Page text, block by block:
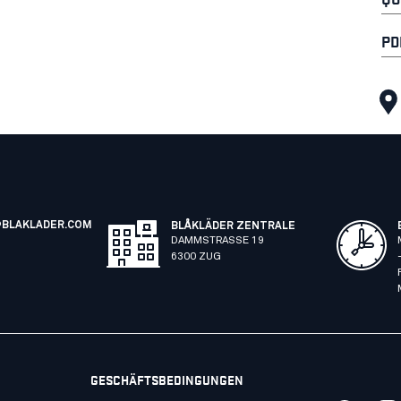
BLÅKLÄDER ZENTRALE
DAMMSTRASSE 19
6300 ZUG
GESCHÄFTSBEDINGUNGEN